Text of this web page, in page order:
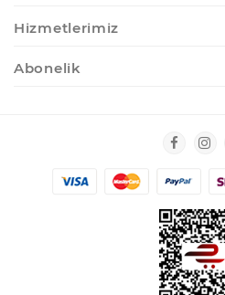
Hizmetlerimiz
Abonelik